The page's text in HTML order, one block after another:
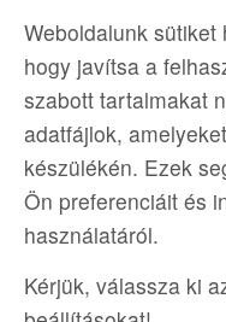
kényelméről.
számára ajánljuk.
Szálloda távolsága
távolság a
távolság a
távolság a
távolság a
Weboldalunk
hogy javítsa a
szabott tartalmakat
adatfájlok,
készülékén. Ezek
Ön preferenciáit és
használatáról.
Kérjük, válassza ki